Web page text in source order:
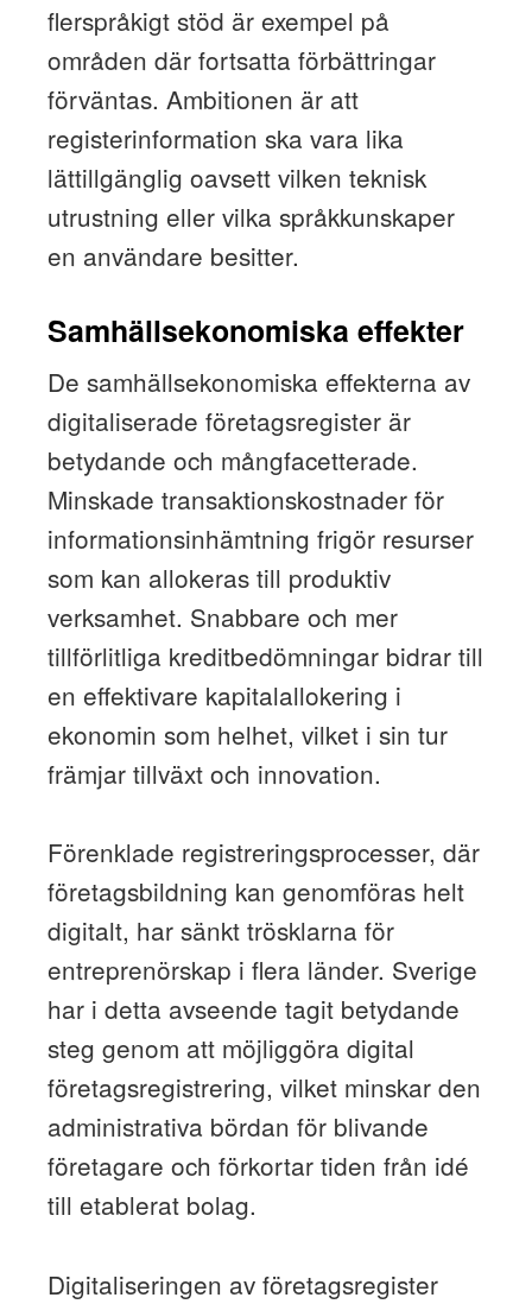
flerspråkigt stöd är exempel på
områden där fortsatta förbättringar
förväntas. Ambitionen är att
registerinformation ska vara lika
lättillgänglig oavsett vilken teknisk
utrustning eller vilka språkkunskaper
en användare besitter.
Samhällsekonomiska effekter
De samhällsekonomiska effekterna av
digitaliserade företagsregister är
betydande och mångfacetterade.
Minskade transaktionskostnader för
informationsinhämtning frigör resurser
som kan allokeras till produktiv
verksamhet. Snabbare och mer
tillförlitliga kreditbedömningar bidrar till
en effektivare kapitalallokering i
ekonomin som helhet, vilket i sin tur
främjar tillväxt och innovation.
Förenklade registreringsprocesser, där
företagsbildning kan genomföras helt
digitalt, har sänkt trösklarna för
entreprenörskap i flera länder. Sverige
har i detta avseende tagit betydande
steg genom att möjliggöra digital
företagsregistrering, vilket minskar den
administrativa bördan för blivande
företagare och förkortar tiden från idé
till etablerat bolag.
Digitaliseringen av företagsregister